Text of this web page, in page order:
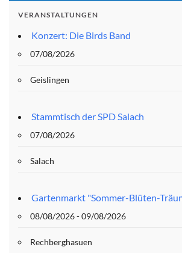
VERANSTALTUNGEN
Konzert: Die Birds Band
07/08/2026
Geislingen
Stammtisch der SPD Salach
07/08/2026
Salach
Gartenmarkt "Sommer-Blüten-
08/08/2026 - 09/08/2026
Rechberghasuen